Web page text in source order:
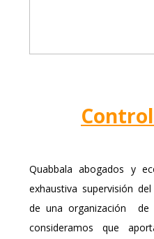
Quabbala abogados y
exhaustiva supervisión
de una organización de
consideramos que